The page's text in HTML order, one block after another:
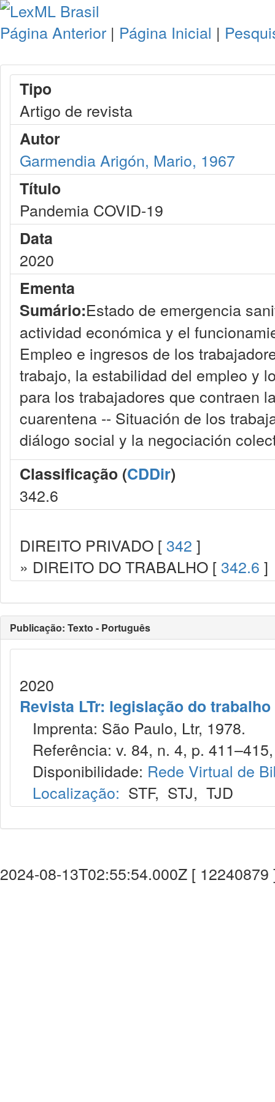
Página Anterior | Página Inicial |
Tipo
Artigo de revista
Autor
Garmendia Arigón, Mario, 1967
Título
Pandemia COVID-19
Data
2020
Ementa
Sumário:Estado de emergencia
actividad económica y el
Empleo e ingresos de los
trabajo, la estabilidad del empleo y
para los trabajadores que contraen
cuarentena -- Situación de los
diálogo social y la negociación
Classificação (CDDir)
342.6
DIREITO PRIVADO [ 342 ]
» DIREITO DO TRABALHO [ 342.6 ]
Publicação: Texto - Português
2020
Revista LTr: legislação do trabalho
Imprenta: São Paulo, Ltr, 1978.
Referência: v. 84, n. 4, p.
Disponibilidade: Rede Virtual de
Localização: STF, STJ, TJD
2024-08-13T02:55:54.000Z [ 12240879